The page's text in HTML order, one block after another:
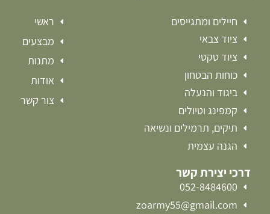
חיילים ומתגייסים
ציוד צבאי
ציוד טקטי
כוחות הבטחון
ביגוד והנעלה
קמפינג וטיולים
תיקים, תרמילים ונשיאה
הגנה עצמית
ראשי
מבצעים
מתנות
אודות
צור קשר
דרכי יצירת קשר
052-8484600
zoarmy55@gmail.com